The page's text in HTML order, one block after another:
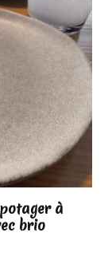
à
brio